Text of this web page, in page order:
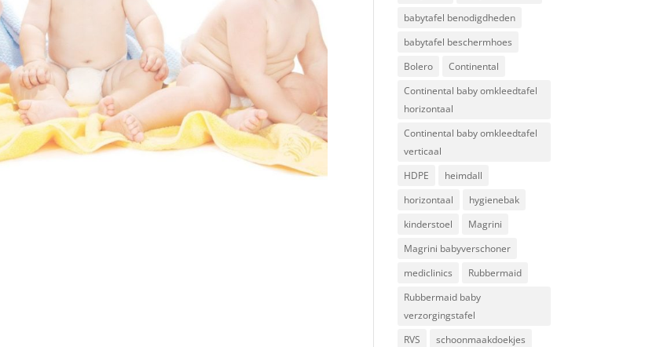
babytafel benodigdheden
babytafel beschermhoes
Bolero
Continental
Continental baby omkleedtafel
horizontaal
Continental baby omkleedtafel
verticaal
HDPE
heimdall
horizontaal
hygienebak
kinderstoel
Magrini
Magrini babyverschoner
mediclinics
Rubbermaid
Rubbermaid baby
verzorgingstafel
RVS
schoonmaakdoekjes